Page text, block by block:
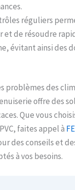
réguliers
et de résoudre
évitant ainsi des
problèmes des
offre des
Que vous
faites appel à
des conseils et
à vos besoins.